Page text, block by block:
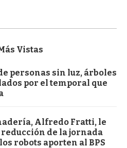
Vistas
personas sin luz, árboles
por el temporal que
Alfredo Fratti, le
de la jornada
robots aporten al BPS